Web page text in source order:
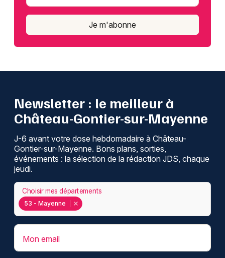
Je m'abonne
Newsletter : le meilleur à
Château-Gontier-sur-Mayenne
J-6 avant votre dose hebdomadaire à Château-
Gontier-sur-Mayenne. Bons plans, sorties,
événements : la sélection de la rédaction JDS, chaque
jeudi.
53 - Mayenne
Choisir mes départements
Mon email